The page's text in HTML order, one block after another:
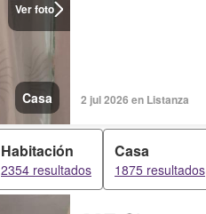
Ver foto
Casa 2 jul 2026 en Listanza
Habitación
2354 resultados
Casa
1875 resultados